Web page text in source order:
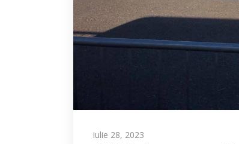
iulie 28, 2023